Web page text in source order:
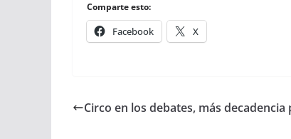
Comparte esto:
Facebook X
Circo en los debates, más decadencia